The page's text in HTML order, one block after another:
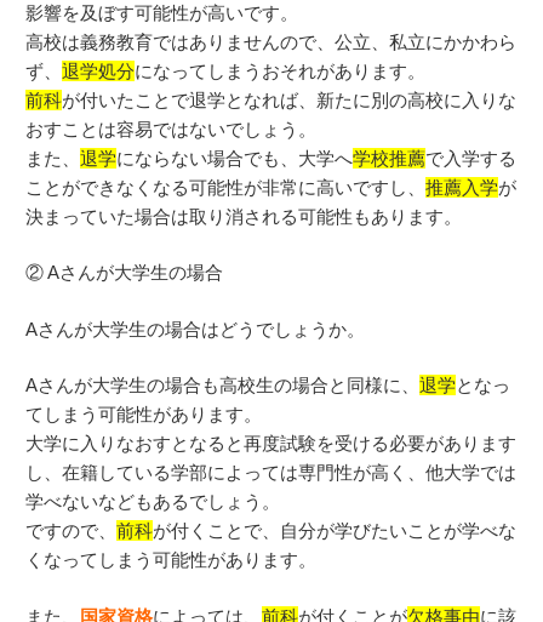
影響を及ぼす可能性が高いです。
高校は義務教育ではありませんので、公立、私立にかかわら
ず、退学処分になってしまうおそれがあります。
前科が付いたことで退学となれば、新たに別の高校に入りな
おすことは容易ではないでしょう。
また、退学にならない場合でも、大学へ学校推薦で入学する
ことができなくなる可能性が非常に高いですし、推薦入学が
決まっていた場合は取り消される可能性もあります。
② Aさんが大学生の場合
Aさんが大学生の場合はどうでしょうか。
Aさんが大学生の場合も高校生の場合と同様に、退学となっ
てしまう可能性があります。
大学に入りなおすとなると再度試験を受ける必要があります
し、在籍している学部によっては専門性が高く、他大学では
学べないなどもあるでしょう。
ですので、前科が付くことで、自分が学びたいことが学べな
くなってしまう可能性があります。
また、 国家資格によっては、前科が付くことが欠格事由に該